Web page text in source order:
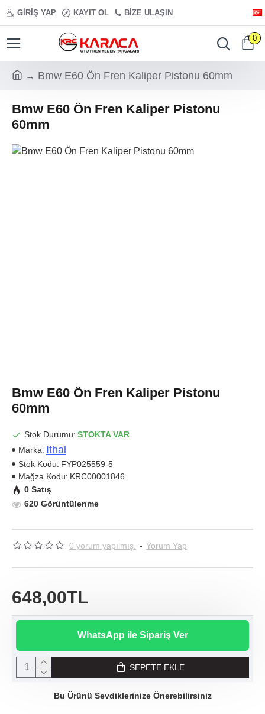
GIRIŞ YAP KAYIT OL BIZE ULAŞIN
0
Bmw E60 Ön Fren Kaliper Pistonu 60mm
Bmw E60 Ön Fren Kaliper Pistonu
60mm
Bmw E60 Ön Fren Kaliper Pistonu
60mm
Stok Durumu: STOKTA VAR
Marka: Ithal
Stok Kodu: FYP025559-5
Mağza Kodu: KRC00001846
0 Satış
620 Görüntülenme
0 yorum yapılmış. - Yorum Yap
648,00TL
WhatsApp ile Sipariş Ver
SEPETE EKLE
Bu Ürünü Sevdiklerinize Önerebilirsiniz